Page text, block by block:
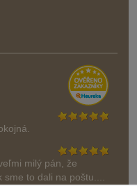
milý pán, že
to dali na poštu....